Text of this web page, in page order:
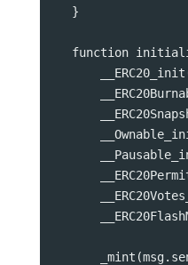
    }
function